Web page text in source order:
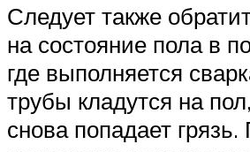
Следует также
на состояние пола в
где выполняется
трубы кладутся на
снова попадает грязь.